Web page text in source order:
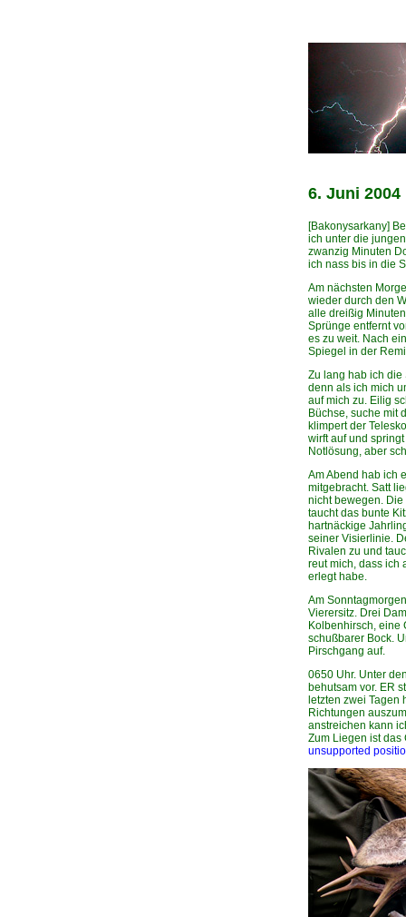
6. Juni 2004
[Bakonysarkany]
ich unter die
zwanzig Minuten
ich nass bis in die
Am nächsten
wieder durch den
alle dreißig
Sprünge entfernt
es zu weit. Nach
Spiegel in der
Zu lang hab ich die
denn als ich mich
auf mich zu. Eilig
Büchse, suche mit
klimpert der
wirft auf und
Notlösung, aber
Am Abend hab ich
mitgebracht. Satt
nicht bewegen.
taucht das bunte
hartnäckige
seiner Visierlinie.
Rivalen zu und
reut mich, dass ich
erlegt habe.
Am
Vierersitz. Drei
Kolbenhirsch, eine
schußbarer Bock.
Pirschgang auf.
0650 Uhr. Unter
behutsam vor. ER
letzten zwei Tagen
Richtungen
anstreichen kann
Zum Liegen ist
unsupported